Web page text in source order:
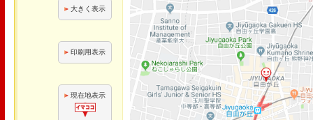
大きく表示
印刷用表示
現在地表示